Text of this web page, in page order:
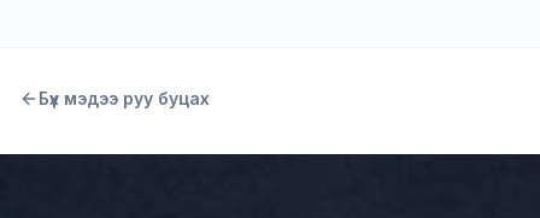
Бүх мэдээ руу буцах